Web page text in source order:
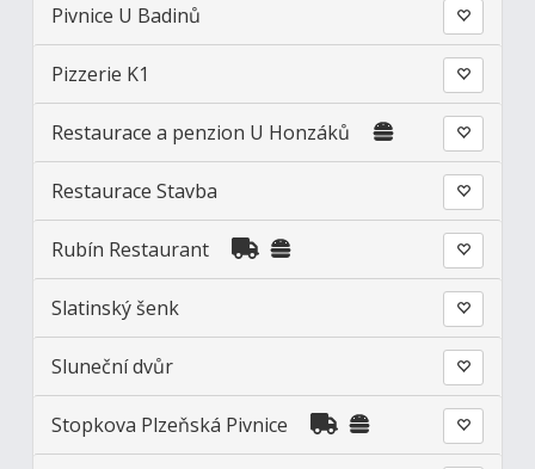
Pivnice U Badinů
Pizzerie K1
Restaurace a penzion U Honzáků
Restaurace Stavba
Rubín Restaurant
Slatinský šenk
Sluneční dvůr
Stopkova Plzeňská Pivnice